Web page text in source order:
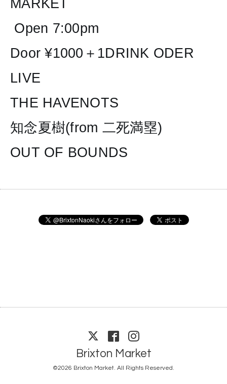
MARKET
Open 7:00pm
Door ¥1000＋1DRINK ODER
LIVE
THE HAVENOTS
知念夏樹(from 二死満塁)
OUT OF BOUNDS
Brixton Market
©2026 Brixton Market. All Rights Reserved.